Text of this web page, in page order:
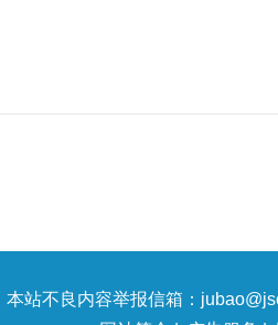
本站不良内容举报信箱：